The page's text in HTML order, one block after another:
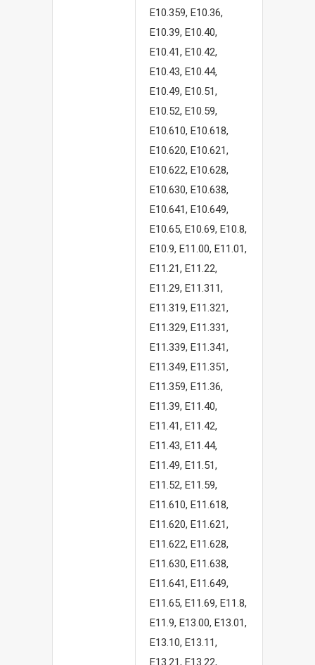
E10.359, E10.36,
E10.39, E10.40,
E10.41, E10.42,
E10.43, E10.44,
E10.49, E10.51,
E10.52, E10.59,
E10.610, E10.618,
E10.620, E10.621,
E10.622, E10.628,
E10.630, E10.638,
E10.641, E10.649,
E10.65, E10.69, E10.8,
E10.9, E11.00, E11.01,
E11.21, E11.22,
E11.29, E11.311,
E11.319, E11.321,
E11.329, E11.331,
E11.339, E11.341,
E11.349, E11.351,
E11.359, E11.36,
E11.39, E11.40,
E11.41, E11.42,
E11.43, E11.44,
E11.49, E11.51,
E11.52, E11.59,
E11.610, E11.618,
E11.620, E11.621,
E11.622, E11.628,
E11.630, E11.638,
E11.641, E11.649,
E11.65, E11.69, E11.8,
E11.9, E13.00, E13.01,
E13.10, E13.11,
E13.21, E13.22,